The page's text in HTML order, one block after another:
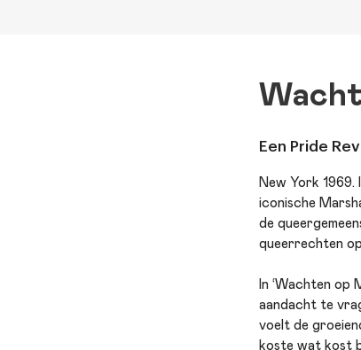
Een Pride
New York 1969.
iconische
de
queerrechten
In ‘Wachten op
aandacht te
voelt de
koste wat kost